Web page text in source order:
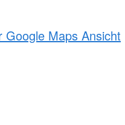
Google Maps Ansicht